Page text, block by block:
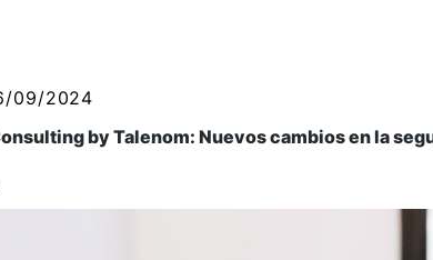
09/2024
by Talenom: Nuevos cambios en la